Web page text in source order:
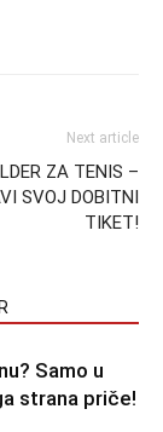
Next article
ZA TENIS –
SVOJ DOBITNI
TIKET!
Samo u
strana priče!